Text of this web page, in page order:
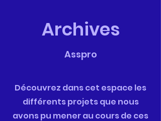
Archives
Asspro
Découvrez dans cet espace les
différents projets que nous
avons pu mener au cours de ces